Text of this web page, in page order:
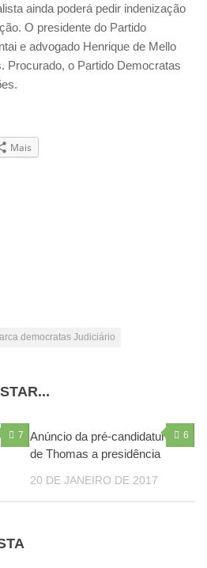
ainda poderá pedir indenização
O presidente do Partido
e advogado Henrique de Mello
Procurado, o Partido Democratas
Mais
democratas Judiciário
7 6
Anúncio da pré-candidatura
de Thomas a presidência
20 DE JANEIRO DE 2017